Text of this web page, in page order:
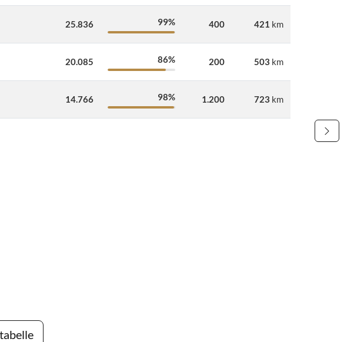
25.836 99% 400 421 km
20.085 86% 200 503 km
14.766 98% 1.200 723 km